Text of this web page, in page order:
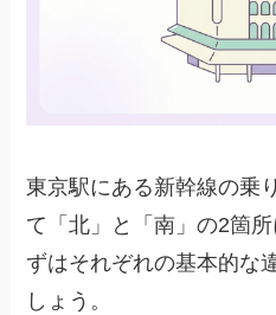
東京駅にある新幹線の乗
て「北」と「南」の2箇
ずはそれぞれの基本的な
しょう。